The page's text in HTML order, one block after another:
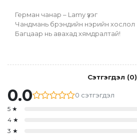
Герман чанар – Lamy үзэг
Чандмань брэндийн нэрийн хослол
Багцаар нь авахад хямдралтай!
Сэтгэгдэл (0)
0.0 0 сэтгэгдэл
5 ★
4 ★
3 ★